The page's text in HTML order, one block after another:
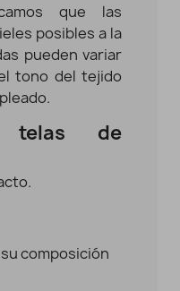
que las
posibles a la
pueden variar
tono del tejido
telas de
composición